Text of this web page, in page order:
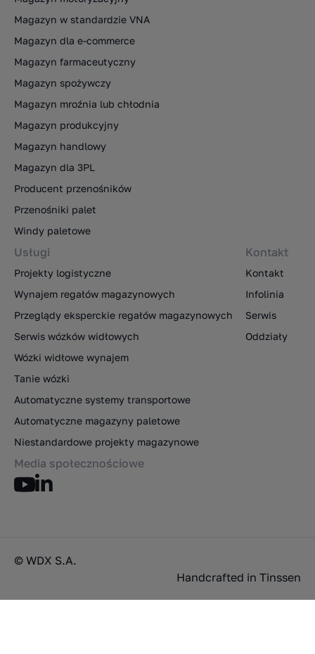
Magazyn w standardzie VNA
Magazyn dla e-commerce
Magazyn farmaceutyczny
Magazyn spożywczy
Magazyn mroźnia lub chłodnia
Magazyn produkcyjny
Magazyn handlowy
Magazyn dla 3PL
Producent przenośników
Przenośniki palet
Windy paletowe
Usługi
Projekty logistyczne
Wynajem regałów magazynowych
Przeglądy eksperckie regałów magazynowych
Serwis wózków widłowych
Wózki widłowe wynajem
Tanie wózki
Automatyczne systemy transportowe
Automatyczne magazyny paletowe
Niestandardowe projekty magazynowe
Kontakt
Kontakt
Infolinia
Serwis
Oddziały
Media społecznościowe
© WDX S.A.
Handcrafted in Tinssen